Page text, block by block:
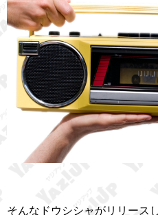
そんなドウシシャがリリース